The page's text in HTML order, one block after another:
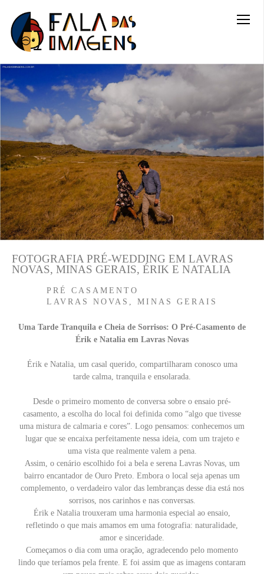
PRÉ CASAMENTO
LAVRAS NOVAS, MINAS GERAIS
FOTOGRAFIA PRÉ-WEDDING EM LAVRAS
NOVAS, MINAS GERAIS, ÉRIK E NATALIA
Uma Tarde Tranquila e Cheia de Sorrisos: O Pré-Casamento de
Érik e Natalia em Lavras Novas
Érik e Natalia, um casal querido, compartilharam conosco uma
tarde calma, tranquila e ensolarada.
Desde o primeiro momento de conversa sobre o ensaio pré-
casamento, a escolha do local foi definida como “algo que tivesse
uma mistura de calmaria e cores”. Logo pensamos: conhecemos um
lugar que se encaixa perfeitamente nessa ideia, com um trajeto e
uma vista que realmente valem a pena.
Assim, o cenário escolhido foi a bela e serena Lavras Novas, um
bairro encantador de Ouro Preto. Embora o local seja apenas um
complemento, o verdadeiro valor das lembranças desse dia está nos
sorrisos, nos carinhos e nas conversas.
Érik e Natalia trouxeram uma harmonia especial ao ensaio,
refletindo o que mais amamos em uma fotografia: naturalidade,
amor e sinceridade.
Começamos o dia com uma oração, agradecendo pelo momento
lindo que teríamos pela frente. E foi assim que as imagens contaram